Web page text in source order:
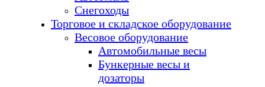
Снегоходы
Торговое и складское оборудование
Весовое оборудование
Автомобильные весы
Бункерные весы и
дозаторы